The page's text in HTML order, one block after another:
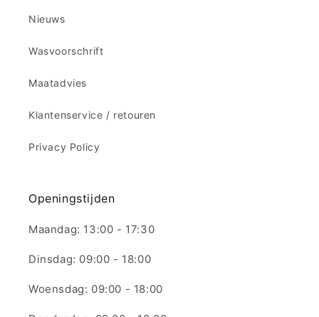
Nieuws
Wasvoorschrift
Maatadvies
Klantenservice / retouren
Privacy Policy
Openingstijden
Maandag: 13:00 - 17:30
Dinsdag: 09:00 - 18:00
Woensdag: 09:00 - 18:00